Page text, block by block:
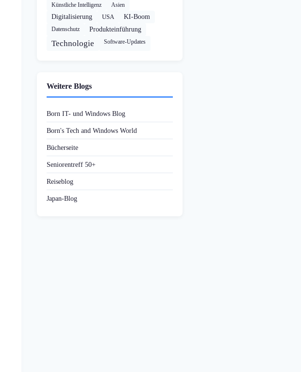
Künstliche Intelligenz Asien
Digitalisierung USA KI-Boom
Datenschutz Produkteinführung
Technologie Software-Updates
Weitere Blogs
Born IT- und Windows Blog
Born's Tech and Windows World
Bücherseite
Seniorentreff 50+
Reiseblog
Japan-Blog